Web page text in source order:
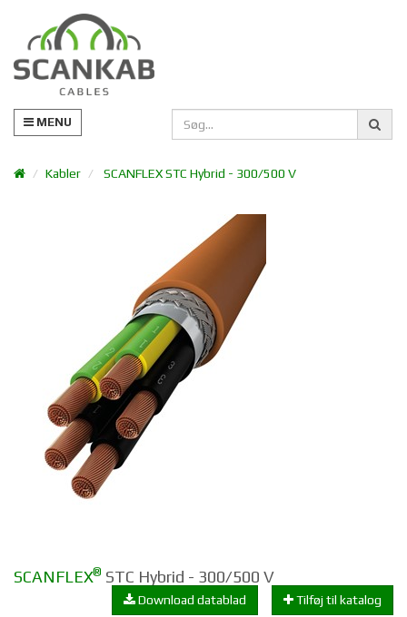
MENU
Kabler SCANFLEX STC Hybrid - 300/500 V
SCANFLEX® STC Hybrid - 300/500 V
Tilføj til katalog
Download datablad